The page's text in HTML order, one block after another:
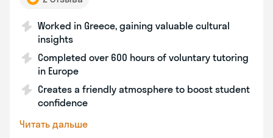
Worked in Greece, gaining valuable cultural
insights
Completed over 600 hours of voluntary tutoring
in Europe
Creates a friendly atmosphere to boost student
confidence
Читать дальше